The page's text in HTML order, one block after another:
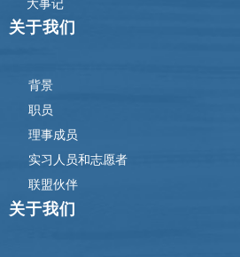
大事记
关于我们
背景
职员
理事成员
实习人员和志愿者
联盟伙伴
关于我们